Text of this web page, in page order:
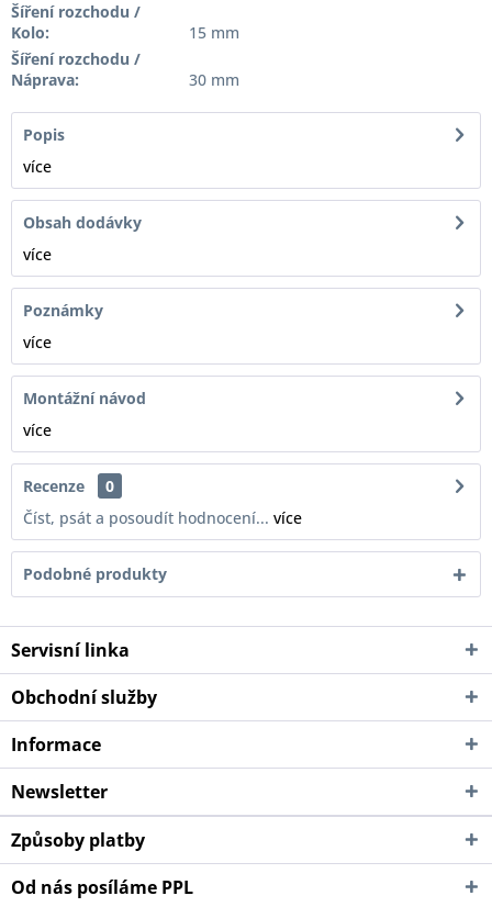
Šíření rozchodu /
Kolo:
15 mm
Šíření rozchodu /
Náprava:
30 mm
Popis
více
Obsah dodávky
více
Poznámky
více
Montážní návod
více
Recenze
0
Číst, psát a posoudít hodnocení... více
Podobné produkty
Servisní linka
Obchodní služby
Informace
Newsletter
Způsoby platby
Od nás posíláme PPL